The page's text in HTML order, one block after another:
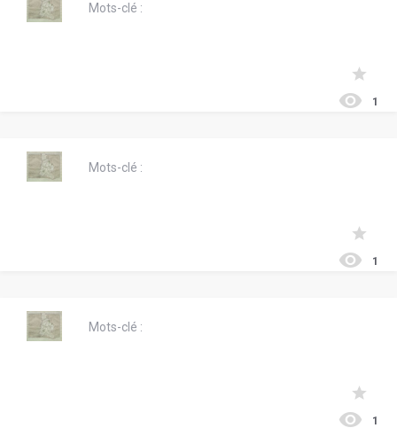
Mots-clé :
1
Mots-clé :
1
Mots-clé :
1